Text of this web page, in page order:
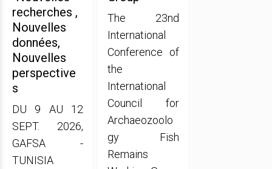
recherches ,
Nouvelles
données,
Nouvelles
perspective
s
DU 9 AU 12
SEPT. 2026,
GAFSA -
TUNISIA
The 23nd
International
Conference of
the
International
Council for
Archaeozoolo
gy Fish
Remains